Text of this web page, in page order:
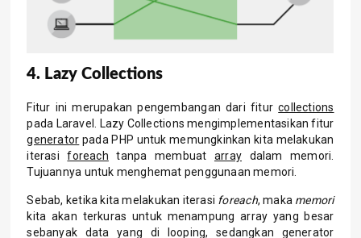
4. Lazy Collections
Fitur ini merupakan pengembangan dari fiturcollections
pada Laravel. Lazy Collections mengimplementasikan fitur
generator pada PHP untuk memungkinkan kita melakukan
iterasiforeach tanpa membuat array dalam memori.
Tujuannya untuk menghemat penggunaan memori.
Sebab, ketika kita melakukan iterasi foreach, maka memori
kita akan terkuras untuk menampung array yang besar
sebanyak data yang di looping, sedangkan generator